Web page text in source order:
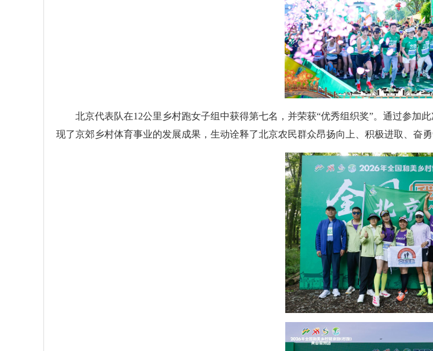
北京代表队在12公里乡村跑女子组中获得第七名，并荣获“优秀组织奖”。通过参加
现了京郊乡村体育事业的发展成果，生动诠释了北京农民群众昂扬向上、积极进取、奋勇